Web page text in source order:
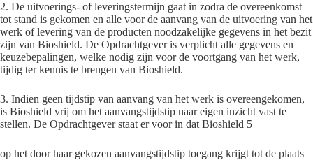
2. De uitvoerings- of leveringstermijn gaat in zodra de overeenkomst
tot stand is gekomen en alle voor de aanvang van de uitvoering van het
werk of levering van de producten noodzakelijke gegevens in het bezit
zijn van Bioshield. De Opdrachtgever is verplicht alle gegevens en
keuzebepalingen, welke nodig zijn voor de voortgang van het werk,
tijdig ter kennis te brengen van Bioshield.
3. Indien geen tijdstip van aanvang van het werk is overeengekomen,
is Bioshield vrij om het aanvangstijdstip naar eigen inzicht vast te
stellen. De Opdrachtgever staat er voor in dat Bioshield 5
op het door haar gekozen aanvangstijdstip toegang krijgt tot de plaats